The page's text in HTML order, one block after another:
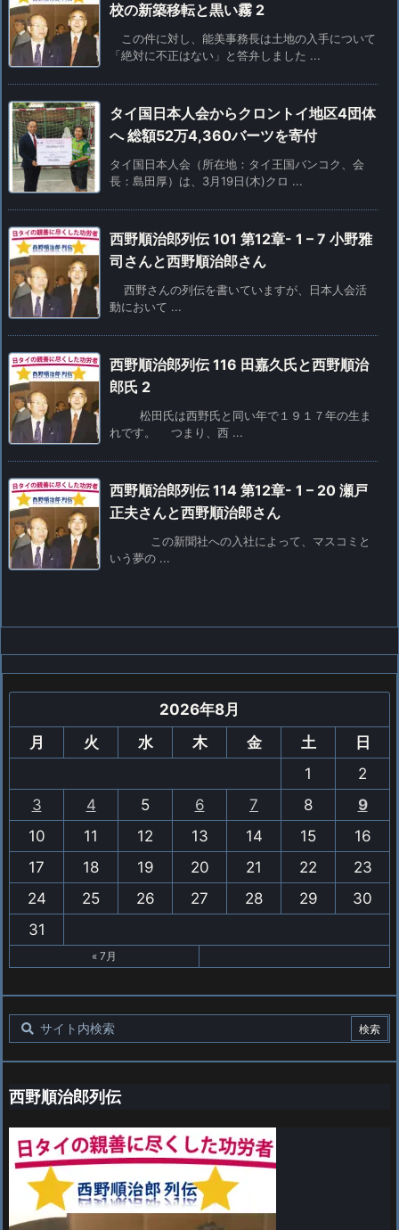
校の新築移転と黒い霧 2
この件に対し、能美事務長は土地の入手について
「絶対に不正はない」と答弁しました ...
タイ国日本人会からクロントイ地区4団体
へ 総額52万4,360バーツを寄付
タイ国日本人会（所在地：タイ王国バンコク、会
長：島田厚）は、3月19日(木)クロ ...
西野順治郎列伝 101 第12章- 1 – 7 小野雅
司さんと西野順治郎さん
西野さんの列伝を書いていますが、日本人会活
動において ...
西野順治郎列伝 116 田嘉久氏と西野順治
郎氏 2
松田氏は西野氏と同い年で１９１７年の生ま
れです。 つまり、西 ...
西野順治郎列伝 114 第12章- 1 – 20 瀬戸
正夫さんと西野順治郎さん
この新聞社への入社によって、マスコミと
いう夢の ...
2026年8月
月
火 水 木 金 土
日
1
2
3
4 5 6 7 8
9
10
11 12 13 14 15
16
17
18 19 20 21 22
23
24
25 26 27 28 29
30
31
« 7月
西野順治郎列伝